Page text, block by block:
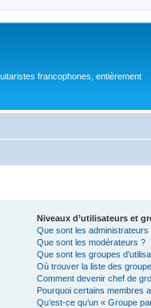
francophones, entièrement
Niveaux d’utilisateurs et
Que sont les administrateurs
Que sont les modérateurs ?
Que sont les groupes
Où trouver la liste des
Comment devenir chef de
Pourquoi certains membres
Qu’est-ce qu’un « Groupe